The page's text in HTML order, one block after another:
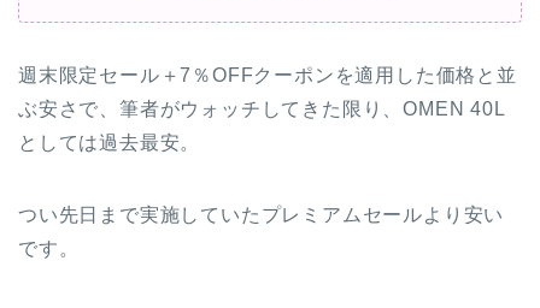
週末限定セール＋7％OFFクーポンを適用した価格と並
ぶ安さで、筆者がウォッチしてきた限り、OMEN 40L
としては過去最安。
つい先日まで実施していたプレミアムセールより安い
です。